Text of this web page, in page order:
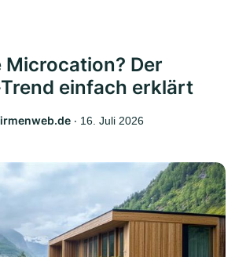
Microcation? Der
einfach erklärt
‧ 16. Juli 2026